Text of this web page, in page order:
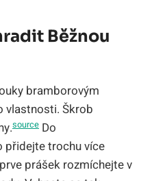
Běžnou
bramborovým
vlastnosti. Škrob
source Do
přidejte trochu více
prášek rozmíchejte v